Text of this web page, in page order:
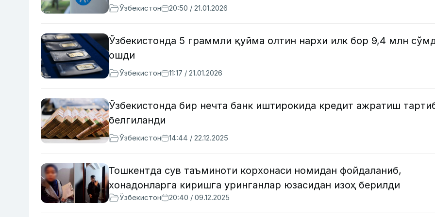
Ўзбекистон 20:50 / 21.01.2026
Ўзбекистонда 5 граммли қуйма олтин нархи илк бор 9,4 млн
ошди
Ўзбекистон 11:17 / 21.01.2026
Ўзбекистонда бир нечта банк иштирокида кредит ажратиш
белгиланди
Ўзбекистон 14:44 / 22.12.2025
Тошкентда сув таъминоти корхонаси номидан фойдаланиб,
хонадонларга киришга уринганлар юзасидан изоҳ берилди
Ўзбекистон 20:40 / 09.12.2025